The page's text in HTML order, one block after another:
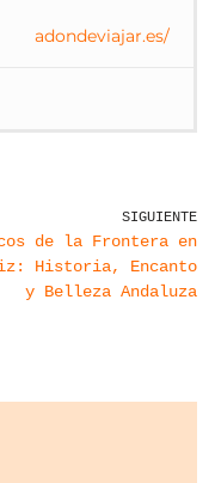
adondeviajar.es/
SIGUIENTE
de la Frontera en
Historia, Encanto
y Belleza Andaluza